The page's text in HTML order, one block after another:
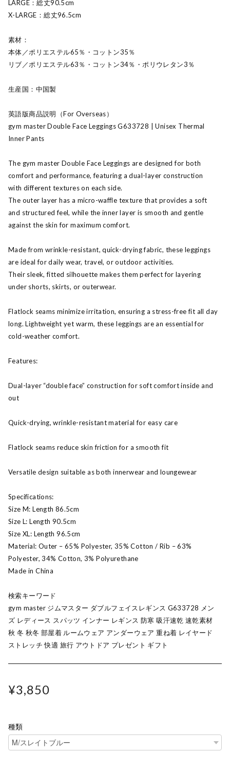
LARGE：総丈90.5cm
X-LARGE：総丈96.5cm
素材：
本体／ポリエステル65％・コットン35％
リブ／ポリエステル63％・コットン34％・ポリウレタン3％
生産国：中国製
英語版商品説明（For Overseas）
gym master Double Face Leggings G633728 | Unisex Thermal
Inner Pants
The gym master Double Face Leggings are designed for both
comfort and performance, featuring a dual-layer construction
with different textures on each side.
The outer layer has a micro-waffle texture that provides a soft
and structured feel, while the inner layer is smooth and gentle
against the skin for maximum comfort.
Made from wrinkle-resistant, quick-drying fabric, these leggings
are ideal for daily wear, travel, or outdoor activities.
Their sleek, fitted silhouette makes them perfect for layering
under shorts, skirts, or outerwear.
Flatlock seams minimize irritation, ensuring a stress-free fit all day
long. Lightweight yet warm, these leggings are an essential for
cold-weather comfort.
Features:
Dual-layer “double face” construction for soft comfort inside and
out
Quick-drying, wrinkle-resistant material for easy care
Flatlock seams reduce skin friction for a smooth fit
Versatile design suitable as both innerwear and loungewear
Specifications:
Size M: Length 86.5cm
Size L: Length 90.5cm
Size XL: Length 96.5cm
Material: Outer – 65% Polyester, 35% Cotton / Rib – 63%
Polyester, 34% Cotton, 3% Polyurethane
Made in China
検索キーワード
gym master ジムマスター ダブルフェイスレギンス G633728 メン
ズ レディース スパッツ インナー レギンス 防寒 吸汗速乾 速乾素材
秋 冬 秋冬 部屋着 ルームウェア アンダーウェア 重ね着 レイヤード
ストレッチ 快適 旅行 アウトドア プレゼント ギフト
¥3,850
種類